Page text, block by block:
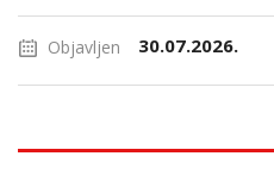
Objavljen 30.07.2026.